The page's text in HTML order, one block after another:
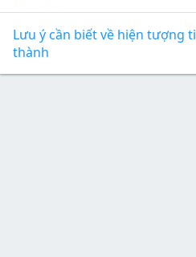
Lưu ý cần biết về hiện tượng
thành